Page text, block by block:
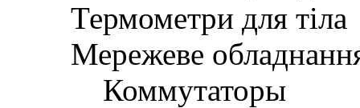
Термометри для тіла
Мережеве
Коммутаторы